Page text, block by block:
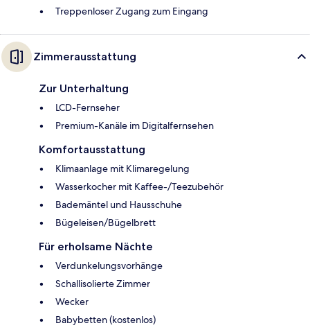
Treppenloser Zugang zum Eingang
Zimmerausstattung
Zur Unterhaltung
LCD-Fernseher
Premium-Kanäle im Digitalfernsehen
Komfortausstattung
Klimaanlage mit Klimaregelung
Wasserkocher mit Kaffee-/Teezubehör
Bademäntel und Hausschuhe
Bügeleisen/Bügelbrett
Für erholsame Nächte
Verdunkelungsvorhänge
Schallisolierte Zimmer
Wecker
Babybetten (kostenlos)